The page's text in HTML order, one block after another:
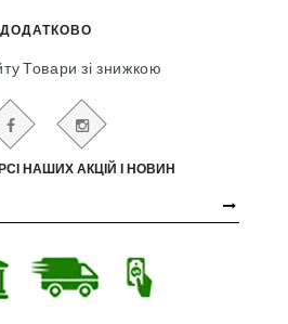
ДОДАТКОВО
Товари зі знижкою
НАШИХ АКЦІЙ І НОВИН